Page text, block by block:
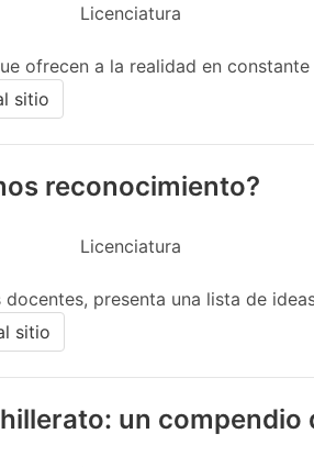
Licenciatura
ofrecen a la realidad en
sitio
reconocimiento?
Licenciatura
presenta una lista de
sitio
un compendio